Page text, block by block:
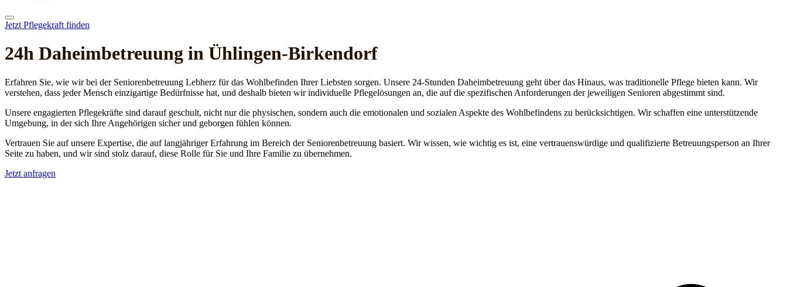
Jetzt Pflegekraft finden
24h Daheim­betreuung in Ühlingen-Birkendorf
Erfahren Sie, wie wir bei der Seniorenbetreuung Lebherz für das Wohlbefinden Ihrer Liebsten sorgen. Unsere 24-Stunden Daheimbetreuung geht über das Hinaus, was traditionelle Pflege bieten kann. Wir
verstehen, dass jeder Mensch einzigartige Bedürfnisse hat, und deshalb bieten wir individuelle Pflegelösungen an, die auf die spezifischen Anforderungen der jeweiligen Senioren abgestimmt sind.
Unsere engagierten Pflegekräfte sind darauf geschult, nicht nur die physischen, sondern auch die emotionalen und sozialen Aspekte des Wohlbefindens zu berücksichtigen. Wir schaffen eine unterstützende
Umgebung, in der sich Ihre Angehörigen sicher und geborgen fühlen können.
Vertrauen Sie auf unsere Expertise, die auf langjähriger Erfahrung im Bereich der Seniorenbetreuung basiert. Wir wissen, wie wichtig es ist, eine vertrauenswürdige und qualifizierte Betreuungsperson an Ihrer
Seite zu haben, und wir sind stolz darauf, diese Rolle für Sie und Ihre Familie zu übernehmen.
Jetzt anfragen